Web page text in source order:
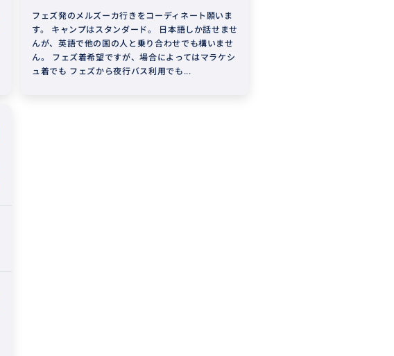
フェズ発のメルズーカ行きをコーディネート願いま
す。 キャンプはスタンダード。 日本語しか話せませ
んが、英語で他の国の人と乗り合わせでも構いませ
ん。 フェズ着希望ですが、場合によってはマラケシ
ュ着でも フェズから夜行バス利用でも...